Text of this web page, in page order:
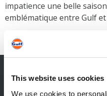
This website uses cookies
We use cookies to
impatience une belle
emblématique entre Gulf
850
Contact